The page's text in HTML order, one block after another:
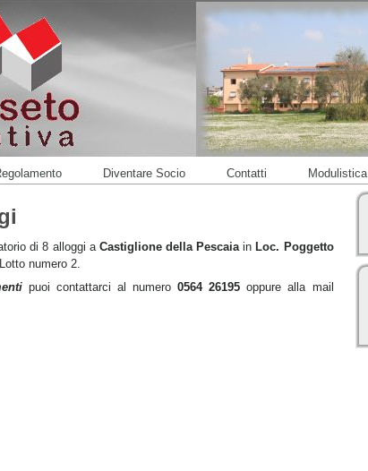
Diventare Socio Contatti Modulistica
di 8 alloggi a Castiglione della Pescaiain Loc. Poggetto
numero 2.
puoi contattarci al numero0564 26195 oppure alla mail